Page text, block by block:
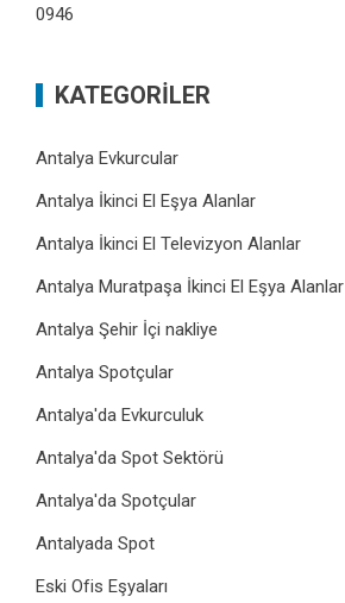
0946
KATEGORILER
Antalya Evkurcular
Antalya İkinci El Eşya Alanlar
Antalya İkinci El Televizyon Alanlar
Antalya Muratpaşa İkinci El Eşya Alanlar
Antalya Şehir İçi nakliye
Antalya Spotçular
Antalya'da Evkurculuk
Antalya'da Spot Sektörü
Antalya'da Spotçular
Antalyada Spot
Eski Ofis Eşyaları